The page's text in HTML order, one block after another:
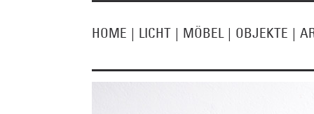
HOME | LICHT | MÖBEL | OBJEKTE |